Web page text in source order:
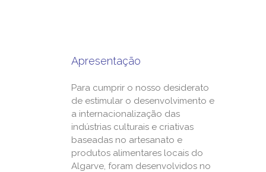
Apresentação
Para cumprir o nosso desiderato
de estimular o desenvolvimento e
a internacionalização das
indústrias culturais e criativas
baseadas no artesanato e
produtos alimentares locais do
Algarve, foram desenvolvidos no